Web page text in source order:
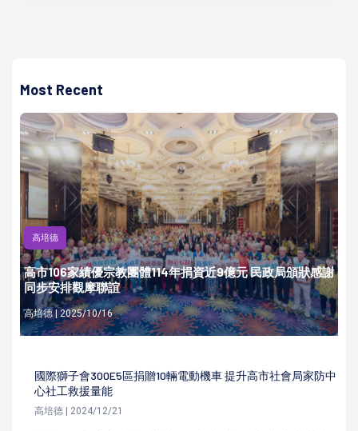
Most Recent
高培德
高市106家績優宗教團體114年捐資近9億元 民政局頒狀感謝
同步安排觀摩聯誼
高培德 | 2025/10/16
國際獅子會300E5區捐贈10輛電動機車 提升高市社會局家防中
心社工救援量能
高培德 | 2024/12/21